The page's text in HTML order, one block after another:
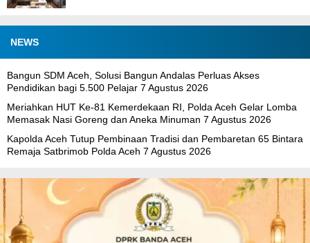
NEWS
Bangun SDM Aceh, Solusi Bangun Andalas Perluas Akses
Pendidikan bagi 5.500 Pelajar 7 Agustus 2026
Meriahkan HUT Ke-81 Kemerdekaan RI, Polda Aceh Gelar Lomba
Memasak Nasi Goreng dan Aneka Minuman 7 Agustus 2026
Kapolda Aceh Tutup Pembinaan Tradisi dan Pembaretan 65 Bintara
Remaja Satbrimob Polda Aceh 7 Agustus 2026